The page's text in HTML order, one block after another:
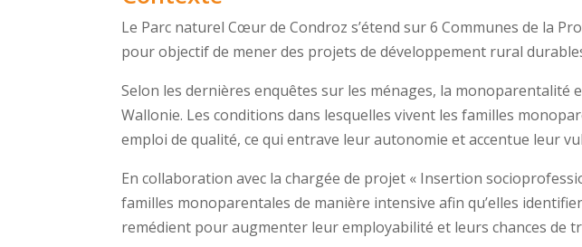
Le Parc naturel Cœur de Condroz s’étend sur 6 Communes de la
pour objectif de mener des projets de développement rural
Selon les dernières enquêtes sur les ménages, la
Wallonie. Les conditions dans lesquelles vivent les familles
emploi de qualité, ce qui entrave leur autonomie et accentue leur
En collaboration avec la chargée de projet « Insertion
familles monoparentales de manière intensiveafin qu’elles
remédient pour augmenter leur employabilité et leurs chances de